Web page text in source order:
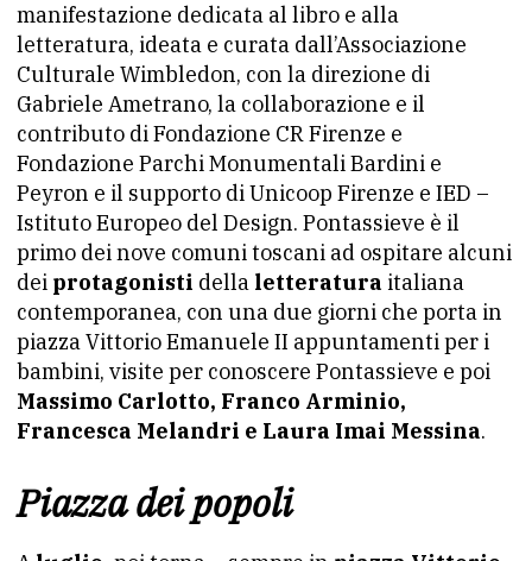
manifestazione dedicata al libro e alla
letteratura, ideata e curata dall’Associazione
Culturale Wimbledon, con la direzione di
Gabriele Ametrano, la collaborazione e il
contributo di Fondazione CR Firenze e
Fondazione Parchi Monumentali Bardini e
Peyron e il supporto di Unicoop Firenze e IED –
Istituto Europeo del Design. Pontassieve è il
primo dei nove comuni toscani ad ospitare alcuni
dei protagonisti della letteratura italiana
contemporanea, con una due giorni che porta in
piazza Vittorio Emanuele II appuntamenti per i
bambini, visite per conoscere Pontassieve e poi
Massimo Carlotto, Franco Arminio,
Francesca Melandri e Laura Imai Messina.
Piazza dei popoli